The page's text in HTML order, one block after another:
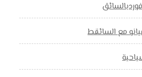
مع السائقط